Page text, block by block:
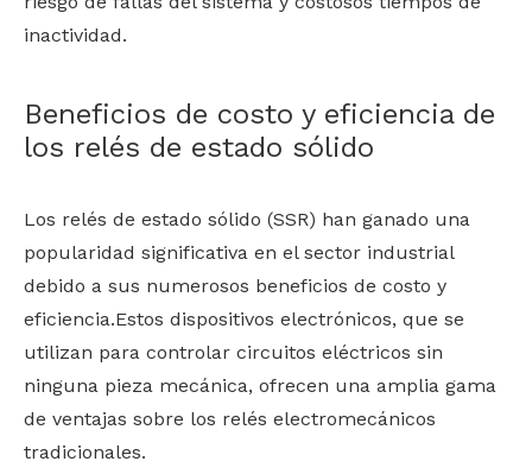
inactividad.
Beneficios de costo y eficiencia de
los relés de estado sólido
Los relés de estado sólido (SSR) han ganado una
popularidad significativa en el sector industrial
debido a sus numerosos beneficios de costo y
eficiencia.Estos dispositivos electrónicos, que se
utilizan para controlar circuitos eléctricos sin
ninguna pieza mecánica, ofrecen una amplia gama
de ventajas sobre los relés electromecánicos
tradicionales.